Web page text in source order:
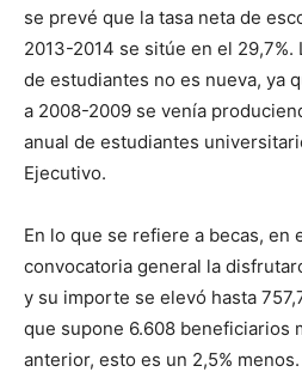
se prevé que la tasa neta de
2013-2014 se sitúe en el
de estudiantes no es nueva, ya
a 2008-2009 se venía
anual de estudiantes
Ejecutivo.
En lo que se refiere a becas, en
convocatoria general la
y su importe se elevó hasta
que supone 6.608 beneficiarios
anterior, esto es un 2,5% menos.